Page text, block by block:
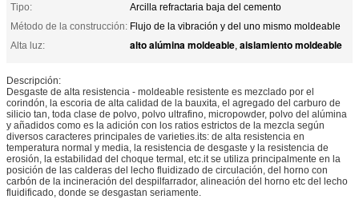
Tipo:
Arcilla refractaria baja del cemento
Método de la construcción: Flujo de la vibración y del uno mismo moldeable
Alta luz:
alto alúmina moldeable, aislamiento moldeable
Descripción:
Desgaste de alta resistencia - moldeable resistente es mezclado por el
corindón, la escoria de alta calidad de la bauxita, el agregado del carburo de
silicio tan, toda clase de polvo, polvo ultrafino, micropowder, polvo del alúmina
y añadidos como es la adición con los ratios estrictos de la mezcla según
diversos caracteres principales de varieties.its: de alta resistencia en
temperatura normal y media, la resistencia de desgaste y la resistencia de
erosión, la estabilidad del choque termal, etc.it se utiliza principalmente en la
posición de las calderas del lecho fluidizado de circulación, del horno con
carbón de la incineración del despilfarrador, alineación del horno etc del lecho
fluidificado, donde se desgastan seriamente.